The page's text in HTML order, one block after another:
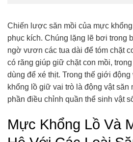
Chiến lược săn mồi của mực
phục kích. Chúng lặng lẽ bơi trong
ngờ vươn các tua dài để tóm chặt
có răng giúp giữ chặt con mồi,
dùng để xé thịt. Trong thế giới
khổng lồ giữ vai trò là động vật săn
phần điều chỉnh quần thể sinh vật
Mực Khổng Lồ Và